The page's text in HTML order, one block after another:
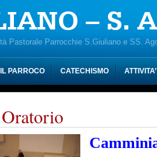
– S.
Pastorale Parrocchie S.Giuliano e SS.
IL PARROCO CATECHISMO